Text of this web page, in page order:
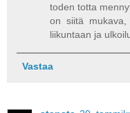
toden totta
on siitä
liikuntaan ja
Vastaa